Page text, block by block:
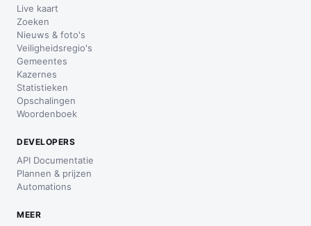
Live kaart
Zoeken
Nieuws & foto's
Veiligheidsregio's
Gemeentes
Kazernes
Statistieken
Opschalingen
Woordenboek
DEVELOPERS
API Documentatie
Plannen & prijzen
Automations
MEER